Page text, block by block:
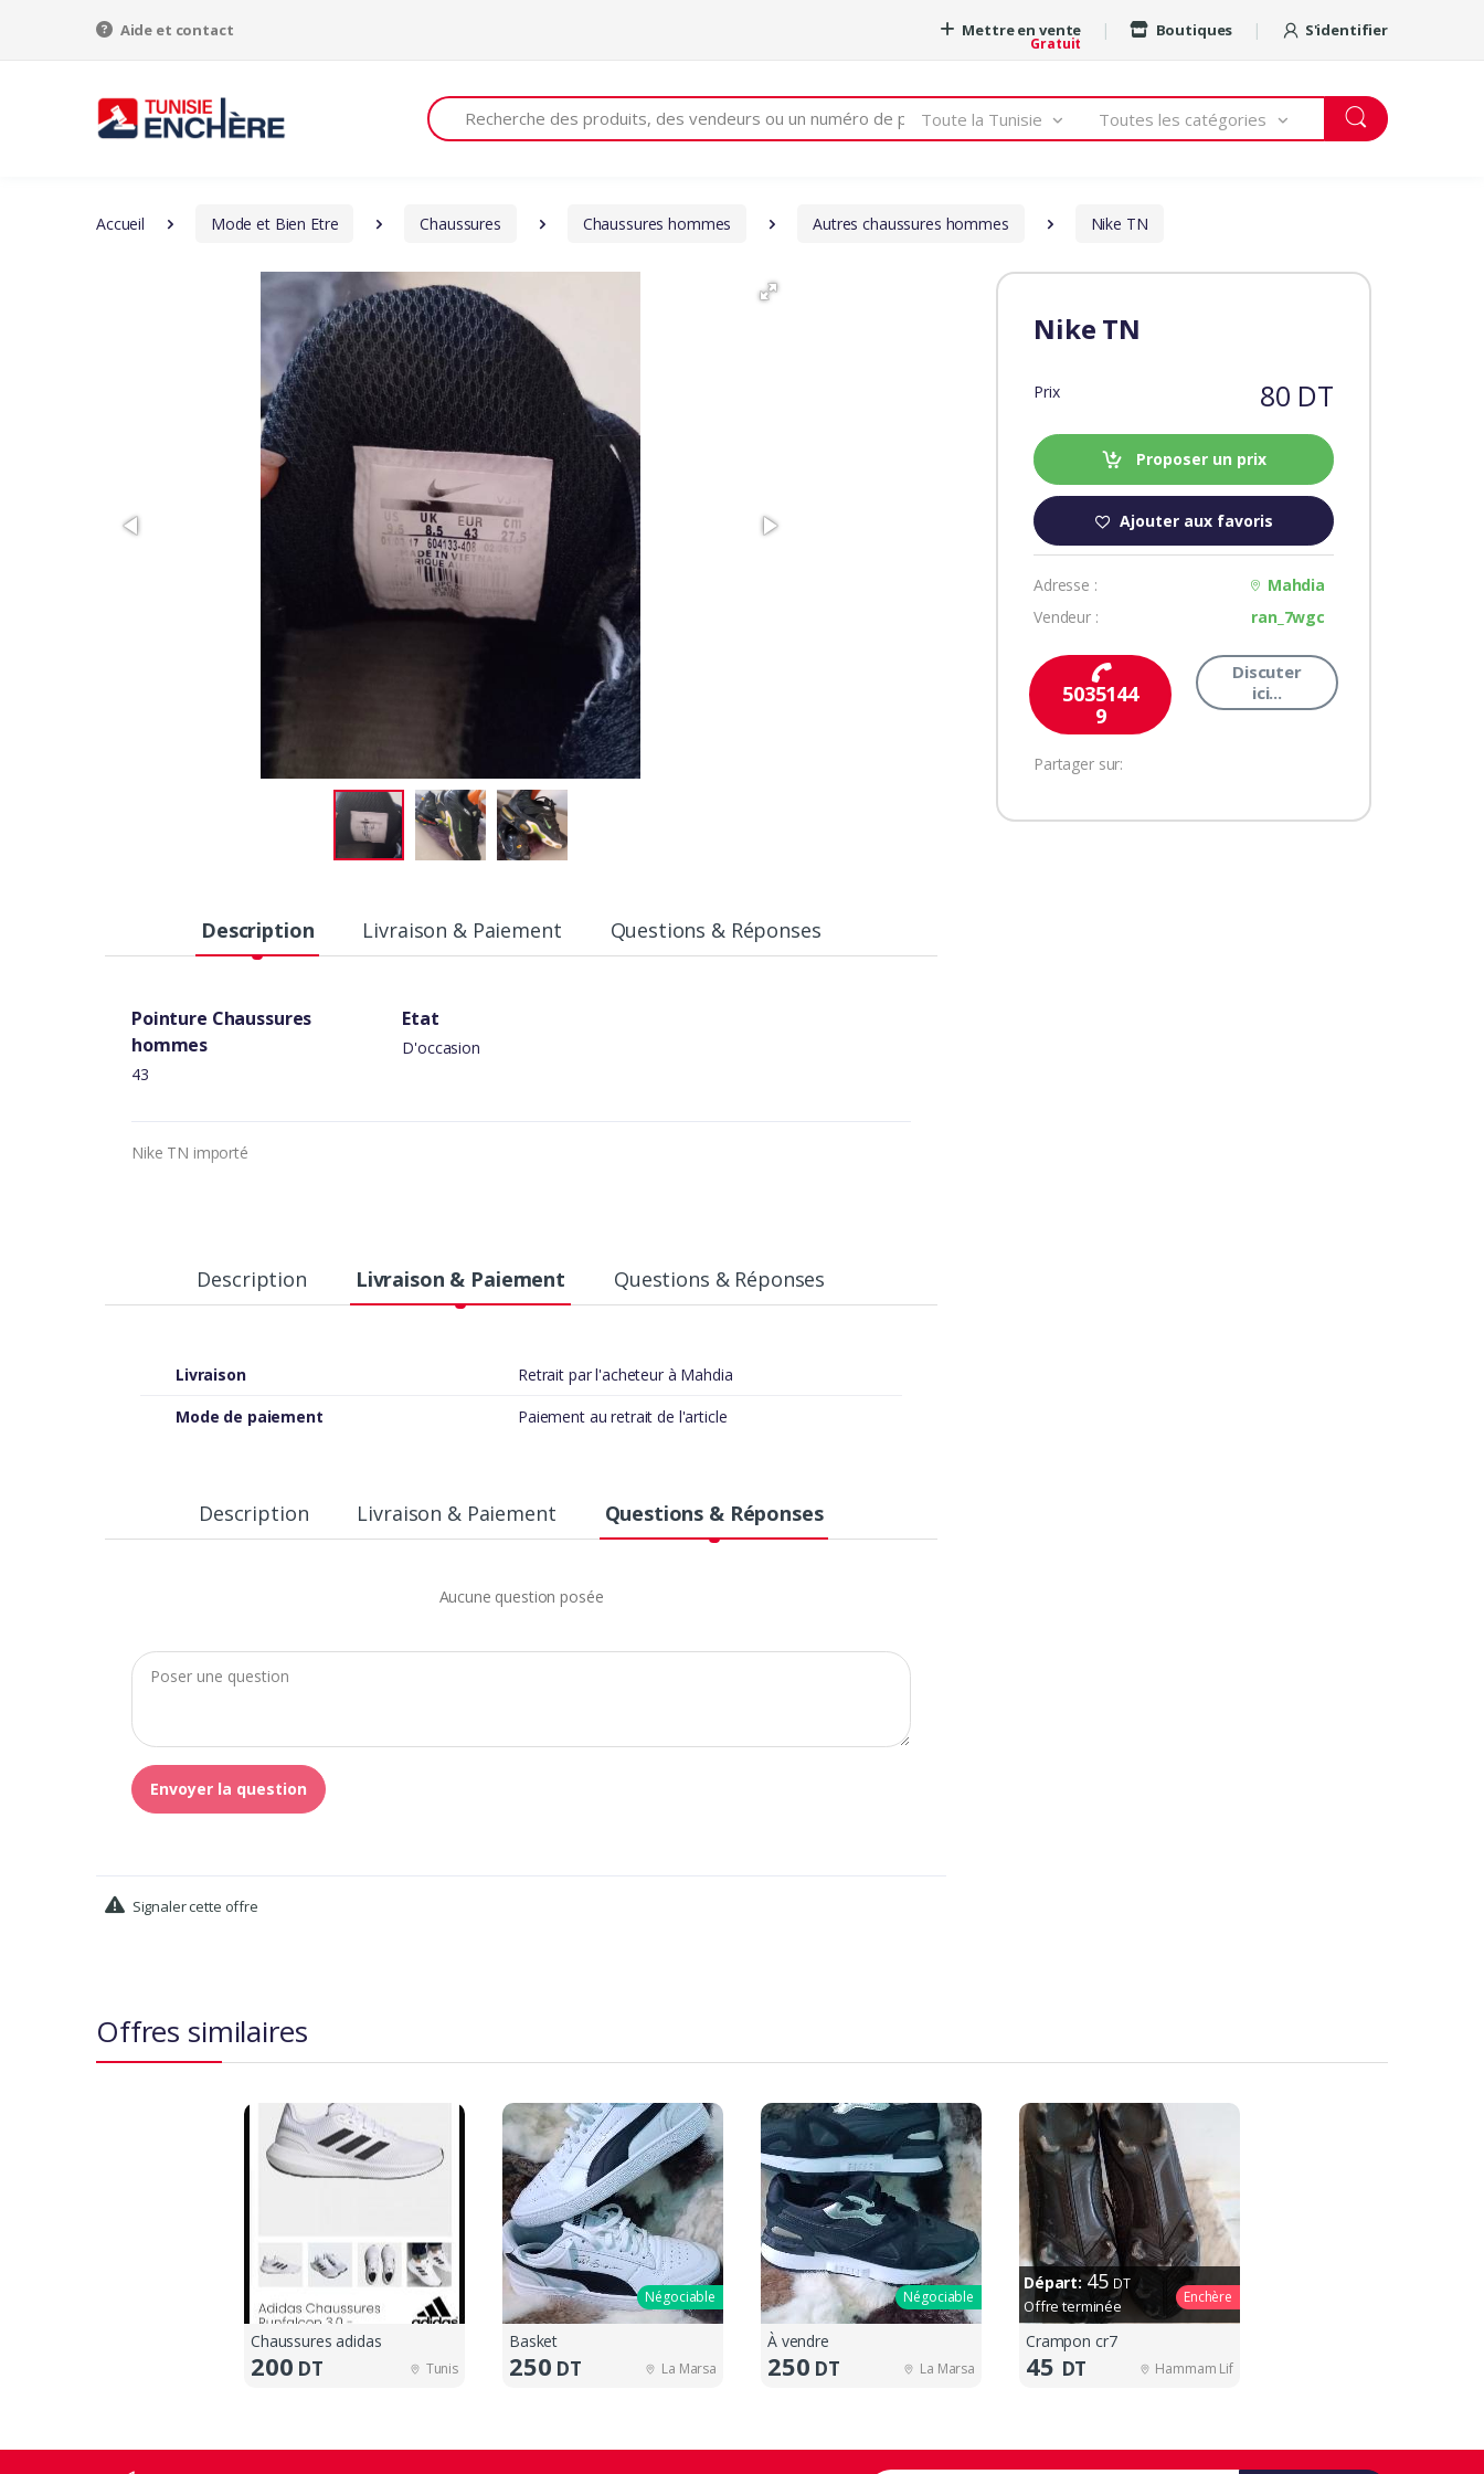
Aide et contact Mettre en vente
Gratuit
Boutiques S'identifier
Recherche
Toute la Tunisie Toutes les catégories
Accueil Mode et Bien Etre Chaussures Chaussures hommes Autres chaussures hommes Nike TN
Nike TN
Prix 80 DT
Proposer un prix
Ajouter aux favoris
Adresse :
Mahdia
Vendeur :
ran_7wgc
5035144
9
Discuter
ici...
Partager sur:
Description Livraison & Paiement Questions & Réponses
Pointure Chaussures
hommes
43
Etat
D'occasion
Nike TN importé
Description Livraison & Paiement Questions & Réponses
Livraison
Retrait par l'acheteur à Mahdia
Mode de paiement
Paiement au retrait de l'article
Description Livraison & Paiement Questions & Réponses
Aucune question posée
Envoyer la question
Signaler cette offre
Offres similaires
Chaussures adidas
200 DT Tunis
Négociable
Basket
250 DT La Marsa
Négociable
À vendre
250 DT La Marsa
Départ: 45 DT
Offre terminée Enchère
Crampon cr7
45 DT Hammam Lif